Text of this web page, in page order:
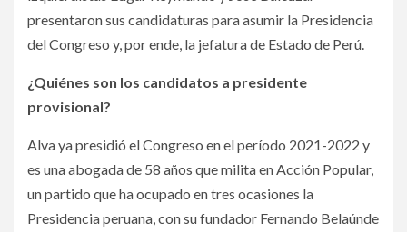
presentaron sus candidaturas para asumir la Presidencia
del Congreso y, por ende, la jefatura de Estado de Perú.
¿Quiénes son los candidatos a presidente
provisional?
Alva ya presidió el Congreso en el período 2021-2022 y
es una abogada de 58 años que milita en Acción Popular,
un partido que ha ocupado en tres ocasiones la
Presidencia peruana, con su fundador Fernando Belaúnde